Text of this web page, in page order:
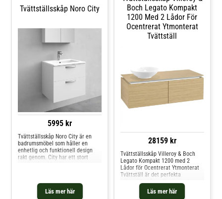
Tvättställsskåp Noro City
5995 kr
Läs mer här
Tvättställsskåp Noro City är en
badrumsmöbel som håller en
enhetlig och funktionell design
rakt genom. City har ett stort
Boch Legato Kompakt
1200 Med 2 Lådor För
Ocentrerat Ytmonterat
Tvättställ
28159 kr
Läs mer här
Tvättställsskåp Villeroy & Boch
Legato Kompakt 1200 med 2
Lådor för Ocentrerat Ytmonterat
Tvättställ är det perfekta
Kommoden är en del av Villeroy &
Boch populära serie Legato och